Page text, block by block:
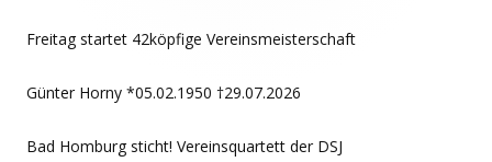
Freitag startet 42köpfige Vereinsmeisterschaft
Günter Horny *05.02.1950 †29.07.2026
Bad Homburg sticht! Vereinsquartett der DSJ